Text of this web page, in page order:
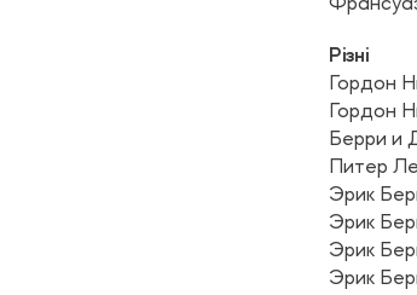
Різні
Гордон
Гордон
Берри и
Питер
Эрик
Эрик
Эрик
Эрик